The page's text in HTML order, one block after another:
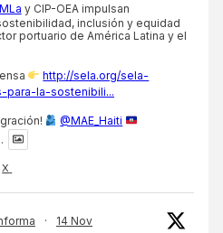
y CIP-OEA impulsan
inclusión y equidad
portuario de América Latina y el
http://sela.org/sela-
para-la-sostenibili...
@MAE_Haiti
X
·
14 Nov